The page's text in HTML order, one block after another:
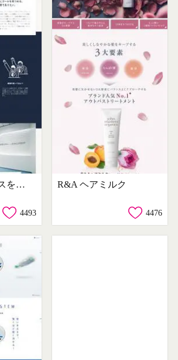
一歩先のオフィスをご提案します
4493
R&A ヘアミルク
4476